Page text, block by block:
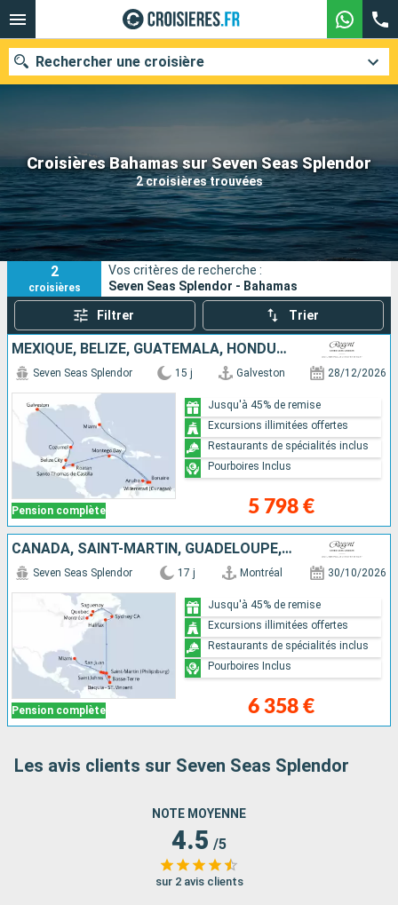
Croisières Bahamas sur Seven Seas Splendor
2 croisières trouvées
Rechercher une croisière
Nos destinations
Mois de départ
Ports Compagnies
Rechercher
2
croisières
Vos critères de recherche :
Seven Seas Splendor - Bahamas
Filtrer Trier
MEXIQUE, BELIZE, GUATEMALA, HONDURAS, JAMAÏQUE, ARUBA, BONAIRE, ÉTATS-UNIS
Pension complète
Seven Seas Splendor 15 j Galveston 28/12/2026
5 798 €
Jusqu'à 45% de remise
Excursions illimitées offertes
Restaurants de spécialités inclus
Pourboires Inclus
CANADA, SAINT-MARTIN, GUADELOUPE, SAINT VINCENT-ET-LES-GRENADINES, PORTO RICO, ÉTATS-UNIS
Pension complète
Seven Seas Splendor 17 j Montréal 30/10/2026
6 358 €
Jusqu'à 45% de remise
Excursions illimitées offertes
Restaurants de spécialités inclus
Pourboires Inclus
Les avis clients sur Seven Seas Splendor
NOTE MOYENNE
4.5 /5
sur 2 avis clients